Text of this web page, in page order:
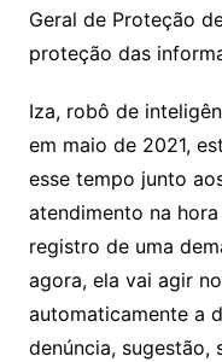
Geral de Proteção
proteção das
Iza, robô de
em maio de 2021,
esse tempo junto
atendimento na
registro de uma
agora, ela vai agir
automaticamente a
denúncia, sugestão,